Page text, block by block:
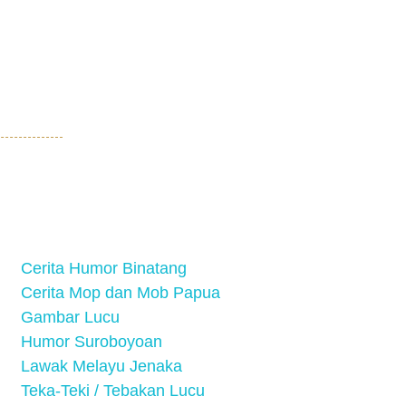
Cerita Humor Binatang
Cerita Mop dan Mob Papua
Gambar Lucu
Humor Suroboyoan
Lawak Melayu Jenaka
Teka-Teki / Tebakan Lucu